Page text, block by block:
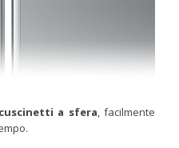
a sfera, facilmente